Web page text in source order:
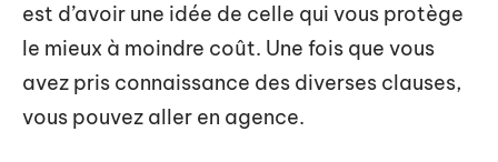
est d’avoir une idée de celle qui vous protège
le mieux à moindre coût. Une fois que vous
avez pris connaissance des diverses clauses,
vous pouvez aller en agence.